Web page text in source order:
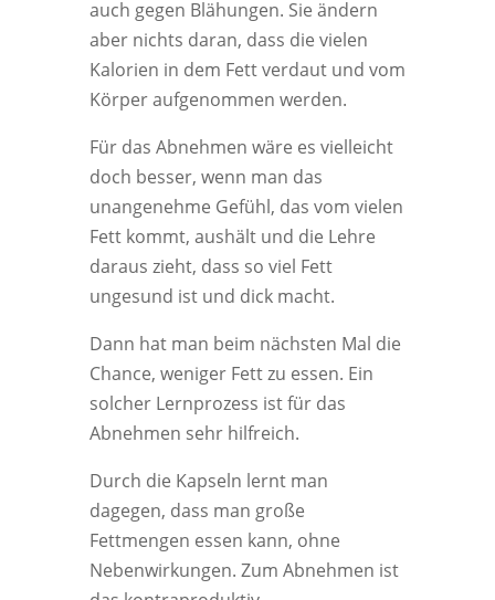
auch gegen Blähungen. Sie ändern
aber nichts daran, dass die vielen
Kalorien in dem Fett verdaut und vom
Körper aufgenommen werden.
Für das Abnehmen wäre es vielleicht
doch besser, wenn man das
unangenehme Gefühl, das vom vielen
Fett kommt, aushält und die Lehre
daraus zieht, dass so viel Fett
ungesund ist und dick macht.
Dann hat man beim nächsten Mal die
Chance, weniger Fett zu essen. Ein
solcher Lernprozess ist für das
Abnehmen sehr hilfreich.
Durch die Kapseln lernt man
dagegen, dass man große
Fettmengen essen kann, ohne
Nebenwirkungen. Zum Abnehmen ist